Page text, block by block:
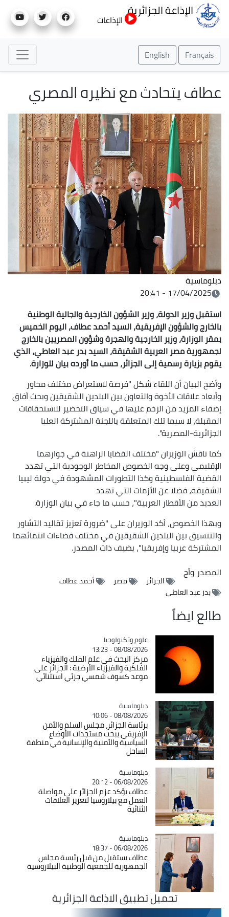
إلى
الإذاعة الجزائرية
الإذاعات
Français
English
عطاف يتحادث مع نظيره المصري
دبلوماسية
17/04/2025 - 20:41
استقبل وزير الدولة، وزير الشؤون الخارجية والجالية الوطنية
بالخارج والشؤون الإفريقية، السيد أحمد عطاف، اليوم الخميس
بمقر الوزارة، وزير الخارجية والهجرة وشؤون المصريين بالخارج
لجمهورية مصر العربية الشقيقة، السيد بدر عبد العاطي، الذي
يقوم بزيارة رسمية إلى الجزائر، حسب ما أورده بيان للوزارة.
وأضح البيان أن اللقاء شكل "فرصة لاستعراض مختلف محاور
وأبعاد علاقات الأخوة والتعاون بين البلدين الشقيقين وبحث آفاق
إضفاء المزيد من الزخم عليها في سياق التحضير للاستحقاقات
المقبلة، لا سيما تلك المتعلقة باللجنة المشتركة العليا
الجزائرية-المصرية".
كما ناقش الوزيران "مختلف القضايا الراهنة في جوارهما
الإقليمي وعلى وجه الخصوص المخاطر الوجودية التي تهدد
القضية الفلسطينية وكذا التطورات المشهودة في دولة ليبيا
الشقيقة، فضلا عن الأزمات التي تهدد
العديد من الأقطار العربية"، حسب ما جاء في بيان الوزارة.
وبهذا الخصوص، أكد الوزيران على "ضرورة تعزيز تقاليد التشاور
والتنسيق بين البلدين الشقيقين في مختلف فضاءات انتمائهما
المشتركة عربيا وإفريقيا"، يضيف ذات المصدر.
المصدروأج
الجزائر مصر
أحمد عطاف
بدر عبد العاطي
طالع ايضاً
Catégorie
علوم وتكنولوجيا
08/08/2026 - 13:23
مركز البحث في علم الفلك والفيزياء
الفلكية والفيزياء الأرضية : الجزائر على
موعد كسوف شمسي جزئي استثنائي
Catégorie
دبلوماسية
08/08/2026 - 10:06
برئاسة الجزائر، مجلس السلم والأمن
الإفريقي يبحث مستجدات الأوضاع
السياسية والأمنية والإنسانية في منطقة
الساحل
Catégorie
دبلوماسية
06/08/2026 - 20:12
عطاف يؤكد عزم الجزائر على مواصلة
العمل مع بيلاروسيا لتعزيز العلاقات
الثنائية
Catégorie
دبلوماسية
06/08/2026 - 18:37
عطاف يستقبل من قبل رئيسة مجلس
الجمهورية للجمعية الوطنية البيلاروسية
تحميل تطبيق الاذاعة الجزائرية